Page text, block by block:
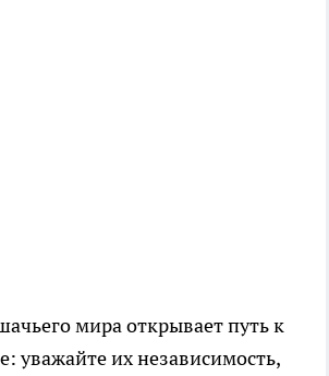
мира открывает путь к
уважайте их независимость,